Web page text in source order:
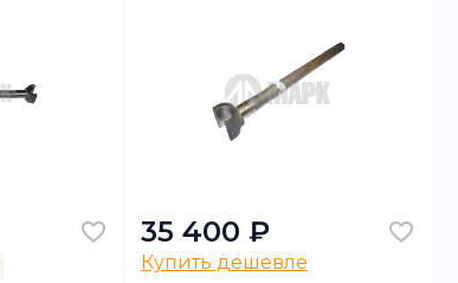
35 400 ₽
Купить дешевле